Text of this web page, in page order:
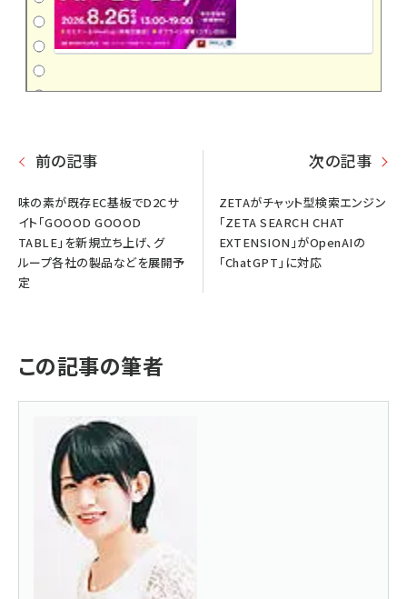
前の記事
味の素が既存EC基板でD2Cサ
イト「GOOOD GOOOD
TABLE」を新規立ち上げ、グ
ループ各社の製品などを展開予
定
次の記事
ZETAがチャット型検索エンジン
「ZETA SEARCH CHAT
EXTENSION」がOpenAIの
「ChatGPT」に対応
この記事の筆者